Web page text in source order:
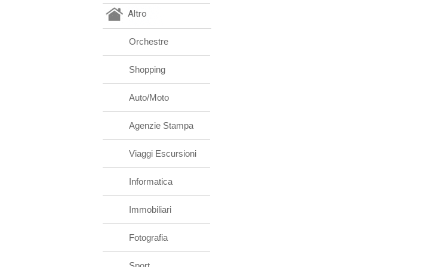
Altro
Orchestre
Shopping
Auto/Moto
Agenzie Stampa
Viaggi Escursioni
Informatica
Immobiliari
Fotografia